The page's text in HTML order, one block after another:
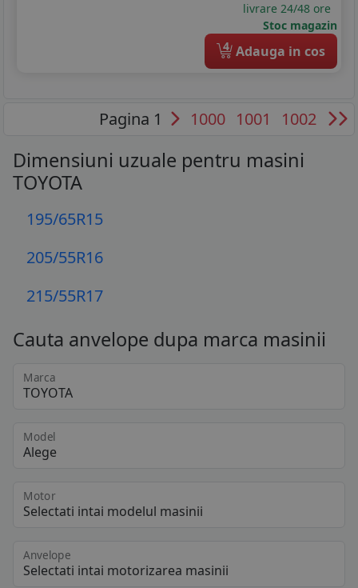
livrare 24/48 ore
Stoc magazin
4 Adauga in cos
Pagina 1 1000 1001 1002
Dimensiuni uzuale pentru masini
TOYOTA
195/65R15
205/55R16
215/55R17
Cauta anvelope dupa marca masinii
Marca
Model
Motor
Anvelope